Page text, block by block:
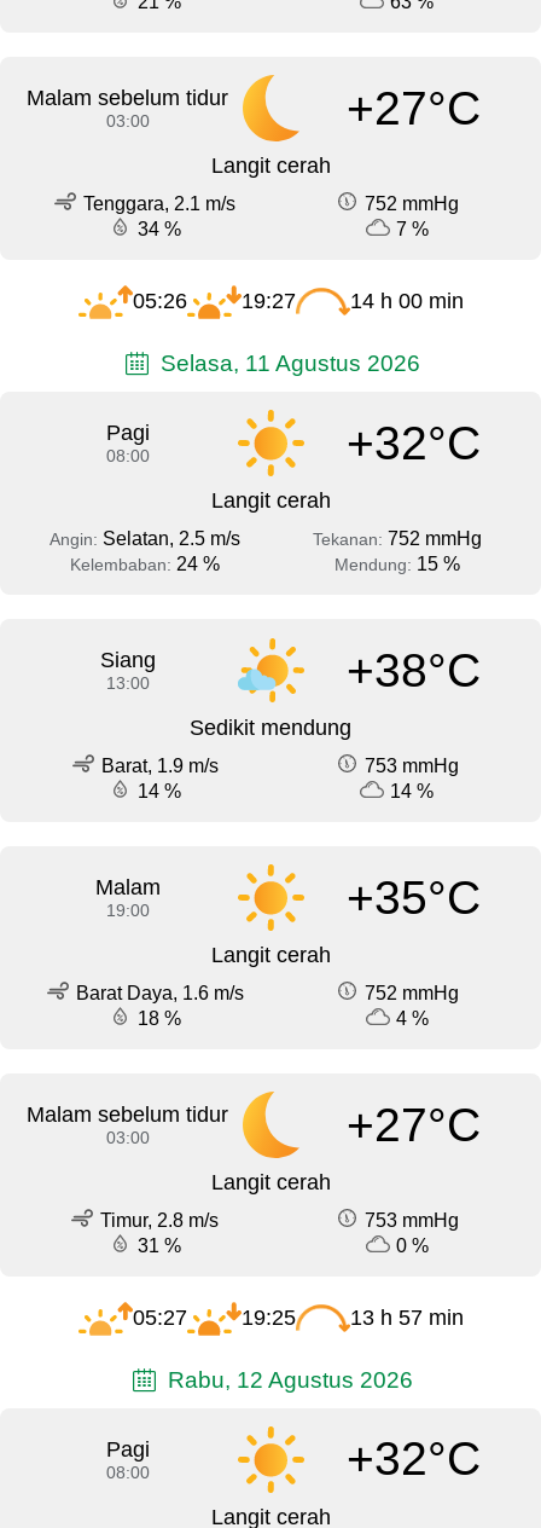
Malam sebelum tidur
03:00 +27°C
Langit cerah
Tenggara, 2.1 m/s
752 mmHg
34 %
7 %
05:26 19:27 14 h 00 min
Selasa, 11 Agustus 2026
Pagi
08:00 +32°C
Langit cerah
Angin: Selatan, 2.5 m/s Tekanan: 752 mmHg
Kelembaban: 24 % Mendung: 15 %
Siang
13:00 +38°C
Sedikit mendung
Barat, 1.9 m/s
753 mmHg
14 %
14 %
Malam
19:00 +35°C
Langit cerah
Barat Daya, 1.6 m/s
752 mmHg
18 %
4 %
Malam sebelum tidur
03:00 +27°C
Langit cerah
Timur, 2.8 m/s
753 mmHg
31 %
0 %
05:27 19:25 13 h 57 min
Rabu, 12 Agustus 2026
Pagi
08:00 +32°C
Langit cerah